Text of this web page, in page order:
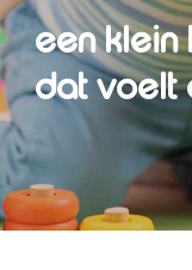
een
dat voelt